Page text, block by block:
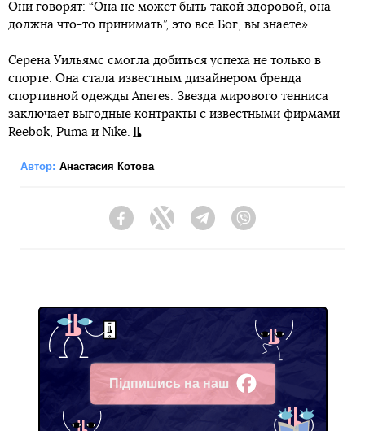
Они говорят: “Она не может быть такой здоровой, она
должна что-то принимать”, это все Бог, вы знаете».
Серена Уильямс смогла добиться успеха не только в
спорте. Она стала известным дизайнером бренда
спортивной одежды Aneres. Звезда мирового тенниса
заключает выгодные контракты с известными фирмами
Reebok, Puma и Nike.
Автор: Анастасия Котова
FacebookTwitter Telegram
Підпишись на наш
Facebook